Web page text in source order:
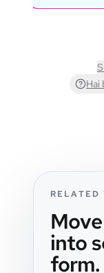
Hai
RELATED
into
form.